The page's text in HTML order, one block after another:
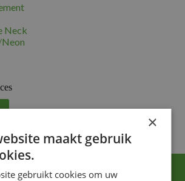
Neck
×
maakt gebruik
gebruikt cookies om uw